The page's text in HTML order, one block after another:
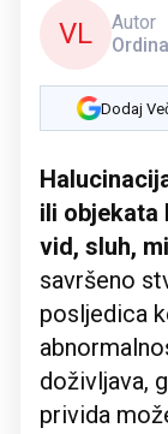
VL
Autor
Dodaj
ili objekata
vid, sluh,
savršeno
posljedica
doživljava,
privida